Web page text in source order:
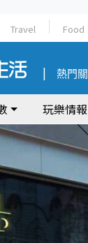
Travel Food
熱門
玩樂情報